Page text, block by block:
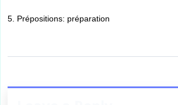
5. Prépositions: préparation